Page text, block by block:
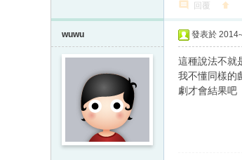
回覆
wuwu 發表於
這種說法不就
我不懂同樣的
劇才會結果吧